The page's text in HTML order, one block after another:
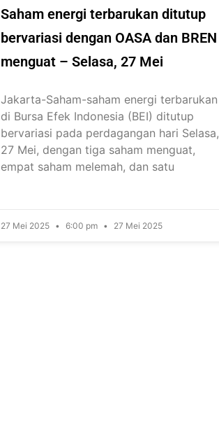
Saham energi terbarukan ditutup
bervariasi dengan OASA dan BREN
menguat – Selasa, 27 Mei
Jakarta-Saham-saham energi terbarukan
di Bursa Efek Indonesia (BEI) ditutup
bervariasi pada perdagangan hari Selasa,
27 Mei, dengan tiga saham menguat,
empat saham melemah, dan satu
27 Mei 2025 6:00 pm 27 Mei 2025